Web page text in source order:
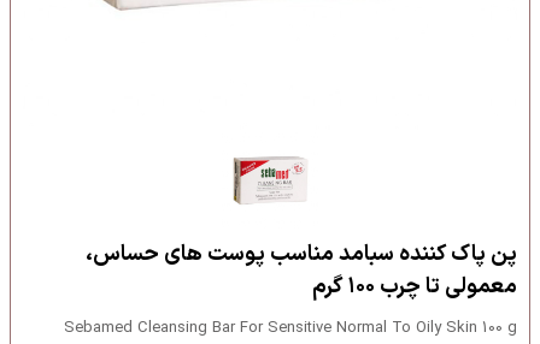
پن پاک کننده سبامد مناسب پوست های حساس،
معمولی تا چرب ۱۰۰ گرم
Sebamed Cleansing Bar For Sensitive Normal To Oily Skin 100 g